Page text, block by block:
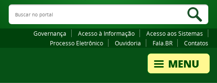
Canais
Buscar no portal
Governança Acesso à Informação
Acesso aos Sistemas
Processo Eletrônico
Ouvidoria Fala.BR Contatos